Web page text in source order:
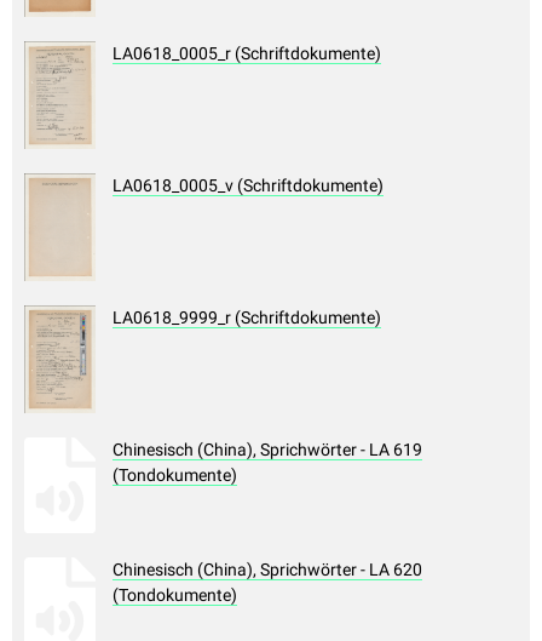
LA0618_0005_r (Schriftdokumente)
LA0618_0005_v (Schriftdokumente)
LA0618_9999_r (Schriftdokumente)
Chinesisch (China), Sprichwörter - LA 619
(Tondokumente)
Chinesisch (China), Sprichwörter - LA 620
(Tondokumente)